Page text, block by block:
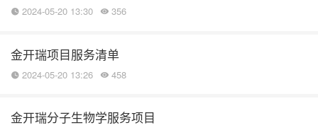
2024-05-20 13:30 356
金开瑞项目服务清单
2024-05-20 13:26 458
金开瑞分子生物学服务项目